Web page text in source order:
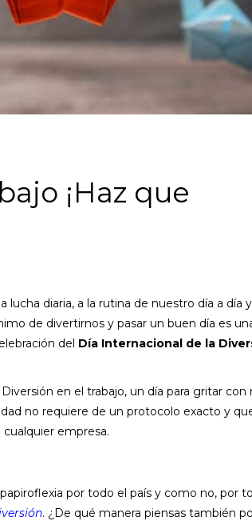
¡Haz que
lucha diaria, a la rutina de nuestro día a día
de divertirnos y pasar un buen día es
del Día Internacional de la
en el trabajo, un día para gritar con
no requiere de un protocolo exacto y
empresa.
por todo el país y como no, por
. ¿De qué manera piensas también